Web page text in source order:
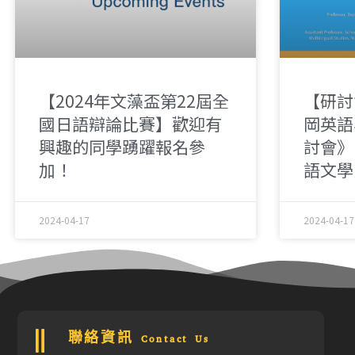
【2024年文藻盃第22屆全
國日語辯論比賽】歡迎有
興趣的同學踴躍報名參
加！
2024-04-17
【研
岡英
討會
語文
2024-04-17
聯絡資訊 Contact Us